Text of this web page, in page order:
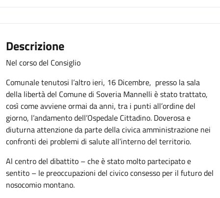
Descrizione
Nel corso del Consiglio
Comunale tenutosi l’altro ieri, 16 Dicembre, presso la sala
della libertà del Comune di Soveria Mannelli è stato trattato,
così come avviene ormai da anni, tra i punti all’ordine del
giorno, l’andamento dell’Ospedale Cittadino. Doverosa e
diuturna attenzione da parte della civica amministrazione nei
confronti dei problemi di salute all’interno del territorio.
Al centro del dibattito – che è stato molto partecipato e
sentito – le preoccupazioni del civico consesso per il futuro del
nosocomio montano.